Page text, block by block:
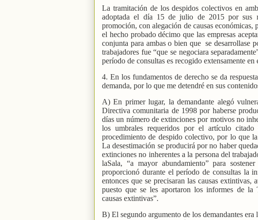
La tramitación de los despidos colectivos en
adoptada el día 15 de julio de 2015 por sus
promoción, con alegación de causas
el hecho probado décimo que las empresas
conjunta para ambas o bien que se desarrollase
trabajadores fue “que se negociara
período de consultas es recogido extensamente
4. En los fundamentos de derecho se da
demanda, por lo que me detendré en sus
A) En primer lugar, la demandante alegó
Directiva comunitaria de 1998 por haberse
días un número de extinciones por motivos no
los umbrales requeridos por el artículo
procedimiento de despido colectivo, por lo que
La desestimación se producirá por no haber
extinciones no inherentes a la persona del
laSala, “a mayor abundamiento” para
proporcionó durante el período de consultas la
entonces que se precisaran las causas
puesto que se les aportaron los informes de la
causas extintivas”.
B) El segundo argumento de los demandantes